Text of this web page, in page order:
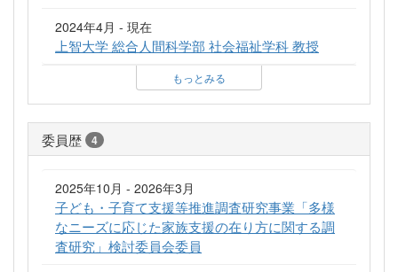
2024年4月 - 現在
上智大学 総合人間科学部 社会福祉学科 教授
もっとみる
委員歴 4
2025年10月 - 2026年3月
子ども・子育て支援等推進調査研究事業「多様
なニーズに応じた家族支援の在り方に関する調
査研究」検討委員会委員